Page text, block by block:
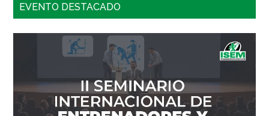
EVENTO DESTACADO